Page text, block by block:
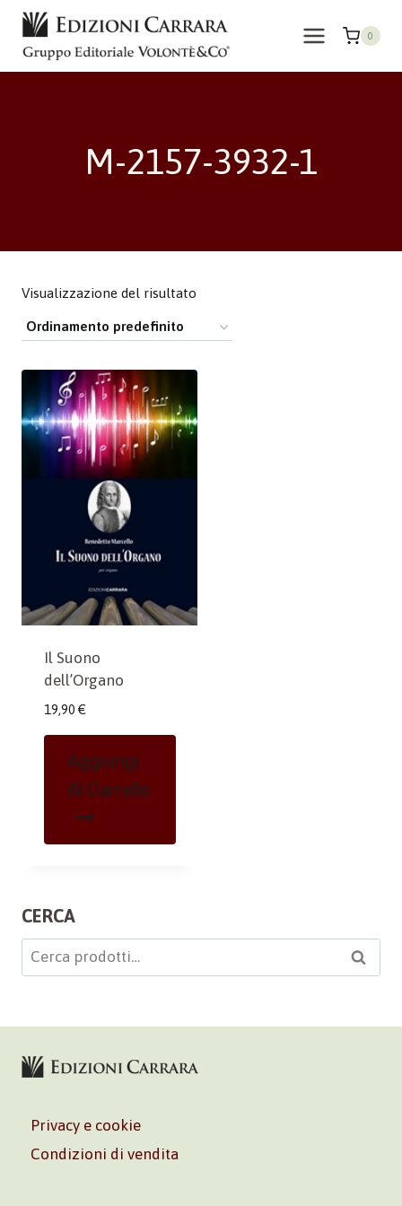
Salta
contenuto
0
M-2157-3932-1
Visualizzazione del risultato
Il Suono
dell’Organo
19,90 €
Aggiungi
Al Carrello
CERCA
Cerca: Cerca
Privacy e cookie
Condizioni di vendita